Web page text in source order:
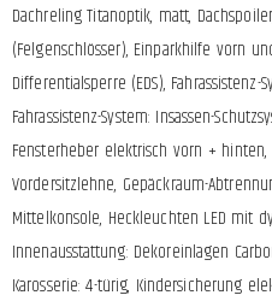
Dachreling Titanoptik, matt,
(Felgenschlösser), Einparkhilfe vorn
Differentialsperre (EDS), Fahrassistenz-
Fahrassistenz-System: Insassen-
Fensterheber elektrisch vorn +
Vordersitzlehne, Gepäckraum-
Mittelkonsole, Heckleuchten LED mit
Innenausstattung: Dekoreinlagen
Karosserie: 4-türig, Kindersicherung